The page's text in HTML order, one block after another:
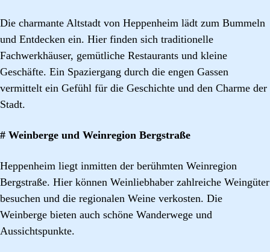
Die charmante Altstadt von Heppenheim lädt zum Bummeln
und Entdecken ein. Hier finden sich traditionelle
Fachwerkhäuser, gemütliche Restaurants und kleine
Geschäfte. Ein Spaziergang durch die engen Gassen
vermittelt ein Gefühl für die Geschichte und den Charme der
Stadt.
# Weinberge und Weinregion Bergstraße
Heppenheim liegt inmitten der berühmten Weinregion
Bergstraße. Hier können Weinliebhaber zahlreiche Weingüter
besuchen und die regionalen Weine verkosten. Die
Weinberge bieten auch schöne Wanderwege und
Aussichtspunkte.